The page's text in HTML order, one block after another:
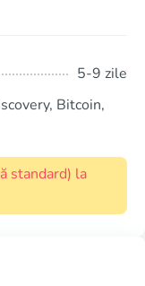
5-9 zile
Bitcoin,
standard) la